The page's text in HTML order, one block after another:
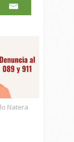
Natera